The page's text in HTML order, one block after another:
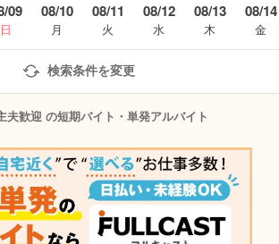
09
日
08/10
月
08/11
火
08/12
水
08/13
木
08/14
金
検索条件を変更
夫歓迎 の短期バイト・単発アルバイト